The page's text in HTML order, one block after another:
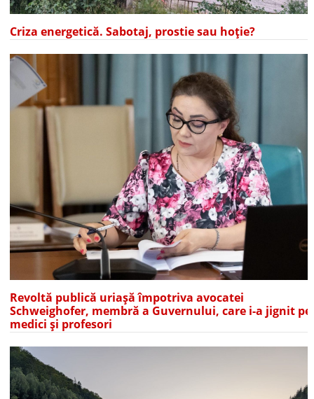
Criza energetică. Sabotaj, prostie sau hoție?
Revoltă publică uriașă împotriva avocatei
Schweighofer, membră a Guvernului, care i-a jignit pe
medici și profesori